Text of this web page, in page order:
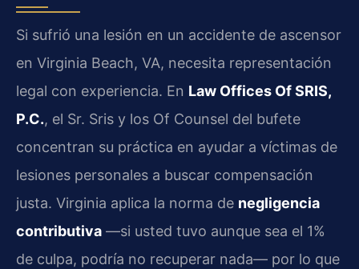
Si sufrió una lesión en un accidente de ascensor
en Virginia Beach, VA, necesita representación
legal con experiencia. En Law Offices Of SRIS,
P.C., el Sr. Sris y los Of Counsel del bufete
concentran su práctica en ayudar a víctimas de
lesiones personales a buscar compensación
justa. Virginia aplica la norma de negligencia
contributiva —si usted tuvo aunque sea el 1%
de culpa, podría no recuperar nada— por lo que